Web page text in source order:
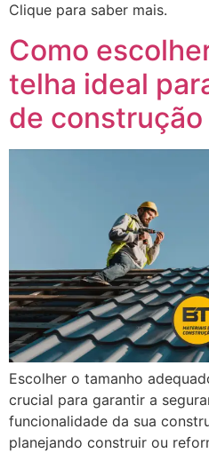
Clique para saber mais.
Como
telha ideal
de construção
Escolher o tamanho
crucial para garantir a
funcionalidade da sua
planejando construir ou